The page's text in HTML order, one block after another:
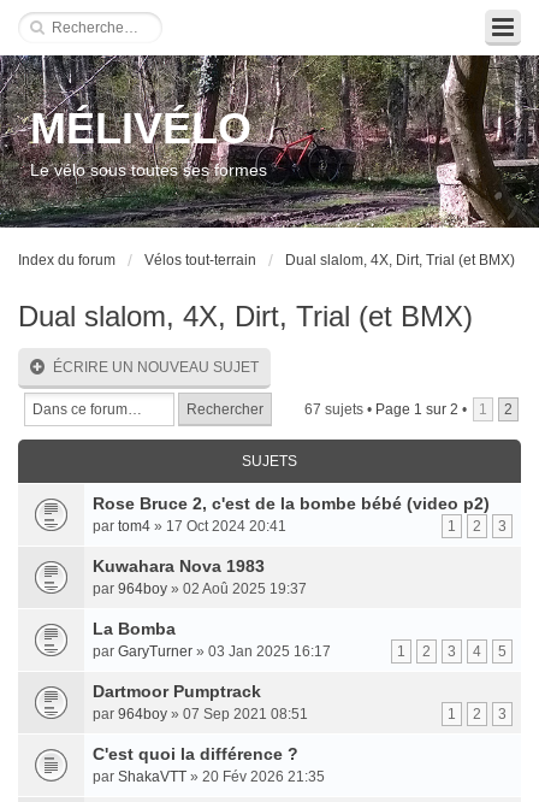
MÉLIVÉLO
Le vélo sous toutes ses formes
Index du forum Vélos tout-terrain Dual slalom, 4X, Dirt, Trial (et BMX)
Dual slalom, 4X, Dirt, Trial (et BMX)
ÉCRIRE UN NOUVEAU SUJET
67 sujets • Page 1 sur 2 • 1 2
SUJETS
Rose Bruce 2, c'est de la bombe bébé (video p2)
1 2 3
par tom4 » 17 Oct 2024 20:41
Kuwahara Nova 1983
par 964boy » 02 Aoû 2025 19:37
La Bomba
1 2 3 4 5
par GaryTurner » 03 Jan 2025 16:17
Dartmoor Pumptrack
1 2 3
par 964boy » 07 Sep 2021 08:51
C'est quoi la différence ?
par ShakaVTT » 20 Fév 2026 21:35